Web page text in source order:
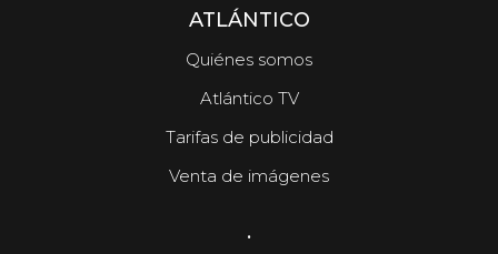
ATLÁNTICO
Quiénes somos
Atlántico TV
Tarifas de publicidad
Venta de imágenes
.